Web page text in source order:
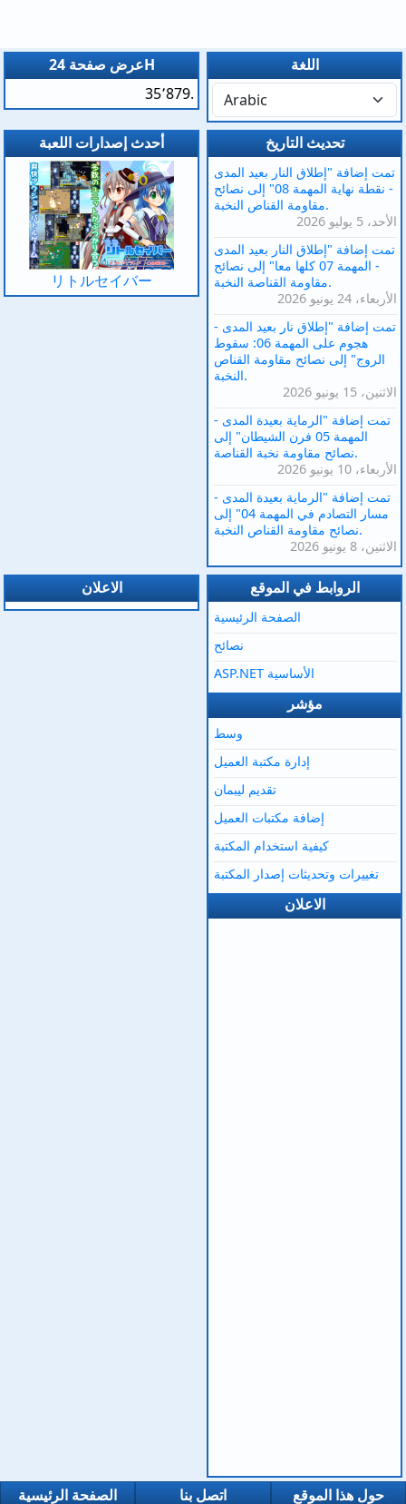
عرض صفحة 24H
35٬879.
اللغة
أحدث إصدارات اللعبة
リトルセイバー
تحديث التاريخ
تمت إضافة "إطلاق النار بعيد المدى
- نقطة نهاية المهمة 08" إلى نصائح
مقاومة القناص النخبة.
الأحد، 5 يوليو 2026
تمت إضافة "إطلاق النار بعيد المدى
- المهمة 07 كلها معا" إلى نصائح
مقاومة القناصة النخبة.
الأربعاء، 24 يونيو 2026
تمت إضافة "إطلاق نار بعيد المدى -
هجوم على المهمة 06: سقوط
الروج" إلى نصائح مقاومة القناص
النخبة.
الاثنين، 15 يونيو 2026
تمت إضافة "الرماية بعيدة المدى -
المهمة 05 فرن الشيطان" إلى
نصائح مقاومة نخبة القناصة.
الأربعاء، 10 يونيو 2026
تمت إضافة "الرماية بعيدة المدى -
مسار التصادم في المهمة 04" إلى
نصائح مقاومة القناص النخبة.
الاثنين، 8 يونيو 2026
الاعلان الروابط في الموقع
الصفحة الرئيسية
نصائح
ASP.NET الأساسية
مؤشر
وسط
إدارة مكتبة العميل
تقديم ليبمان
إضافة مكتبات العميل
كيفية استخدام المكتبة
تغييرات وتحديثات إصدار المكتبة
الاعلان
الصفحة الرئيسية اتصل بنا حول هذا الموقع